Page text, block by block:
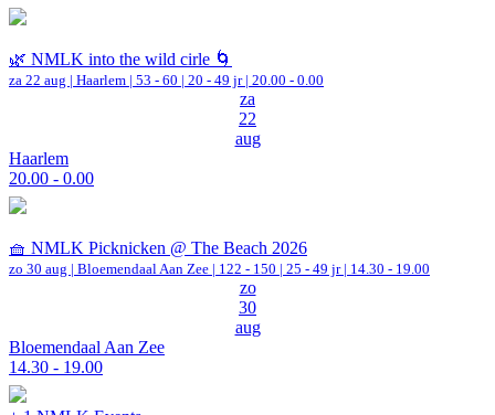
🌿 NMLK into the wild cirle 🌀
za 22 aug | Haarlem | 53 - 60 | 20 - 49 jr | 20.00 - 0.00
za
22
aug
Haarlem
20.00 - 0.00
🧺 NMLK Picknicken @ The Beach 2026
zo 30 aug | Bloemendaal Aan Zee | 122 - 150 | 25 - 49 jr | 14.30 - 19.00
zo
30
aug
Bloemendaal Aan Zee
14.30 - 19.00